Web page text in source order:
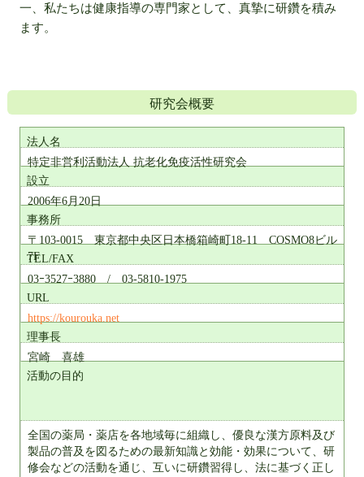
一、私たちは健康指導の専門家として、真摯に研鑽を積み
ます。
研究会概要
法人名
特定非営利活動法人 抗老化免疫活性研究会
設立
2006年6月20日
事務所
〒103-0015 東京都中央区日本橋箱崎町18-11 COSMO8ビル
7F
TEL/FAX
03ｰ3527ｰ3880 / 03-5810-1975
URL
https://kourouka.net
理事長
宮崎 喜雄
活動の目的
全国の薬局・薬店を各地域毎に組織し、優良な漢方原料及び
製品の普及を図るための最新知識と効能・効果について、研
修会などの活動を通じ、互いに研鑽習得し、法に基づく正し